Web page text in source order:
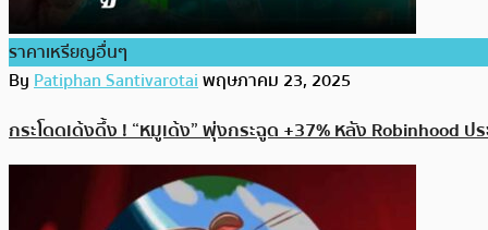
ราคาเหรียญอื่นๆ
ByPatiphan Santivarotaiพฤษภาคม 23, 2025
กระโดดเด้งดึ้ง ! “หมูเด้ง” พุ่งกระฉูด +37% หลัง Robinhood